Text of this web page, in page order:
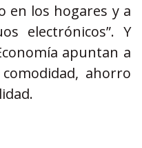
en los hogares y a
electrónicos”. Y
apuntan a
ahorro